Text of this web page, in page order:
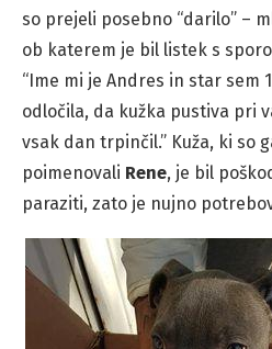
so prejeli posebno “darilo” –
ob katerem je bil listek s
“Ime mi je Andres in star sem
odločila, da kužka pustiva pri
vsak dan trpinčil.” Kuža, ki so
poimenovali Rene, je bil
paraziti, zato je nujno